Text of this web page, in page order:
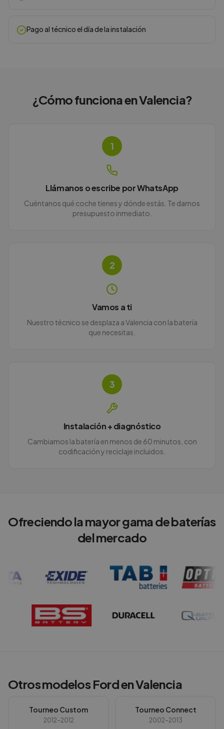
Pago al técnico el día de la instalación
¿Cómo funciona enValencia?
1
Llámanos o escribe por WhatsApp
Cuéntanos qué coche tienes y dónde estás. Te damos
presupuesto inmediato.
2
Vamos a ti
Nuestro técnico se desplaza a Valencia con la batería
que necesitas.
3
Instalación + diagnóstico
Cambiamos la batería en menos de 60 minutos, con
codificación y reciclaje incluidos.
Ofreciendo la mayor gama de baterías
del mercado
Otros modelosFordenValencia
Tourneo Custom
2012-2012
Tourneo Connect
2002-2013